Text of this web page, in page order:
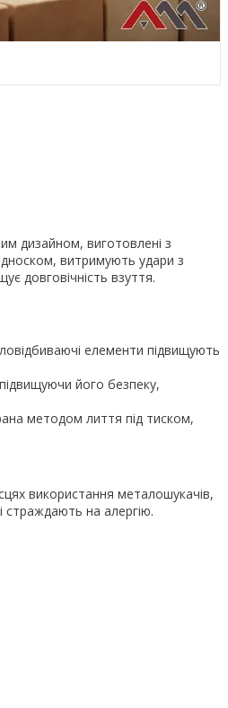
дизайном, виготовлені з
витримують удари з
довговічність взуття.
елементи підвищують
його безпеку,
методом лиття під тиском,
використання металошукачів,
страждають на алергію.